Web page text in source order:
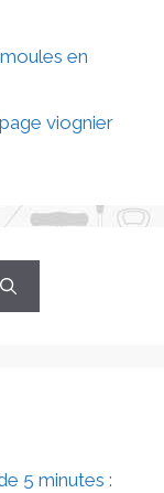
en
viognier
5 minutes :